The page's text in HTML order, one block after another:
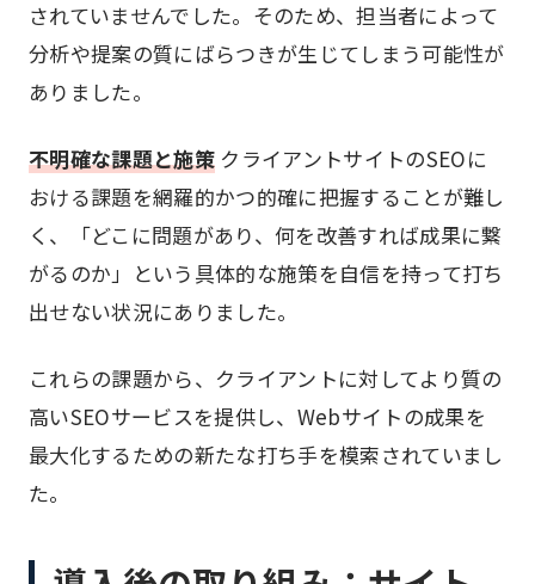
されていませんでした。そのため、担当者によって
分析や提案の質にばらつきが生じてしまう可能性が
ありました。
不明確な課題と施策 クライアントサイトのSEOに
おける課題を網羅的かつ的確に把握することが難し
く、「どこに問題があり、何を改善すれば成果に繋
がるのか」という具体的な施策を自信を持って打ち
出せない状況にありました。
これらの課題から、クライアントに対してより質の
高いSEOサービスを提供し、Webサイトの成果を
最大化するための新たな打ち手を模索されていまし
た。